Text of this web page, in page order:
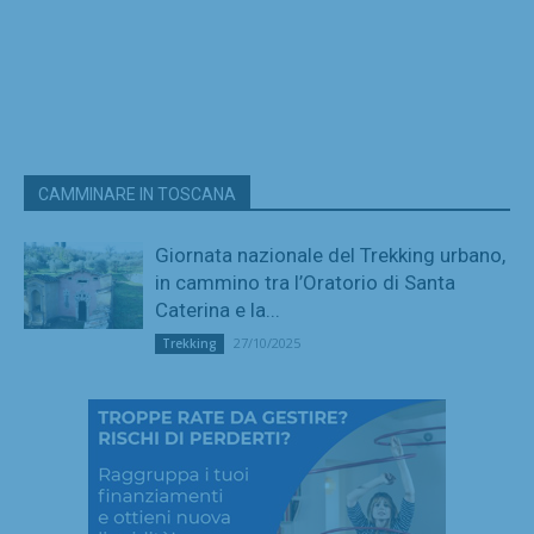
CAMMINARE IN TOSCANA
Giornata nazionale del Trekking urbano,
in cammino tra l’Oratorio di Santa
Caterina e la...
Trekking 27/10/2025